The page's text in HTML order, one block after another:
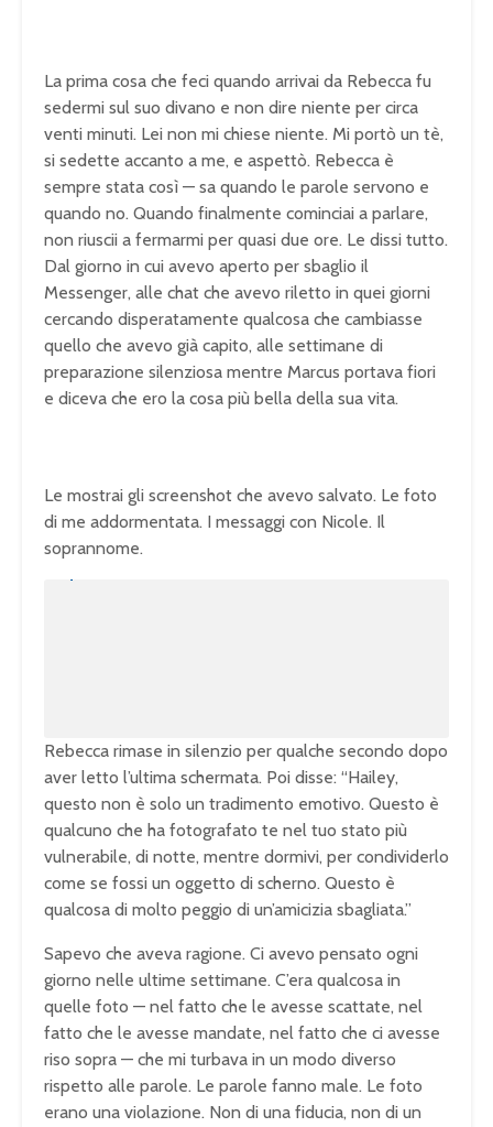
La prima cosa che feci quando arrivai da Rebecca fu
sedermi sul suo divano e non dire niente per circa
venti minuti. Lei non mi chiese niente. Mi portò un tè,
si sedette accanto a me, e aspettò. Rebecca è
sempre stata così — sa quando le parole servono e
quando no. Quando finalmente cominciai a parlare,
non riuscii a fermarmi per quasi due ore. Le dissi tutto.
Dal giorno in cui avevo aperto per sbaglio il
Messenger, alle chat che avevo riletto in quei giorni
cercando disperatamente qualcosa che cambiasse
quello che avevo già capito, alle settimane di
preparazione silenziosa mentre Marcus portava fiori
e diceva che ero la cosa più bella della sua vita.
Le mostrai gli screenshot che avevo salvato. Le foto
di me addormentata. I messaggi con Nicole. Il
soprannome.
Rebecca rimase in silenzio per qualche secondo dopo
aver letto l’ultima schermata. Poi disse: “Hailey,
questo non è solo un tradimento emotivo. Questo è
qualcuno che ha fotografato te nel tuo stato più
vulnerabile, di notte, mentre dormivi, per condividerlo
come se fossi un oggetto di scherno. Questo è
qualcosa di molto peggio di un’amicizia sbagliata.”
Sapevo che aveva ragione. Ci avevo pensato ogni
giorno nelle ultime settimane. C’era qualcosa in
quelle foto — nel fatto che le avesse scattate, nel
fatto che le avesse mandate, nel fatto che ci avesse
riso sopra — che mi turbava in un modo diverso
rispetto alle parole. Le parole fanno male. Le foto
erano una violazione. Non di una fiducia, non di un